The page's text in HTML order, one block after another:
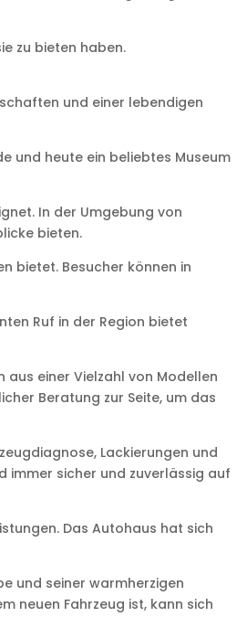
zu bieten haben.
und einer lebendigen
und heute ein beliebtes Museum
In der Umgebung von
bieten.
bietet. Besucher können in
Ruf in der Region bietet
einer Vielzahl von Modellen
Beratung zur Seite, um das
Lackierungen und
immer sicher und zuverlässig auf
Das Autohaus hat sich
und seiner warmherzigen
neuen Fahrzeug ist, kann sich